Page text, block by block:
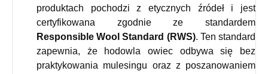
produktach pochodzi z etycznych źródeł i jest
certyfikowana zgodnie ze standardem
Responsible Wool Standard (RWS). Ten standard
zapewnia, że hodowla owiec odbywa się bez
praktykowania mulesingu oraz z poszanowaniem